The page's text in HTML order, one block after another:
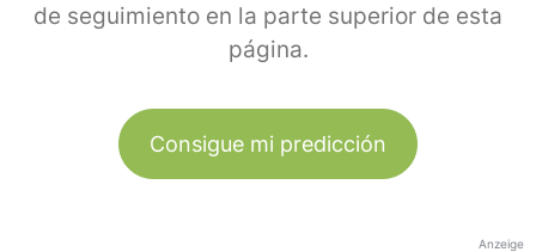
de seguimiento en la parte superior de esta
página.
Consigue mi predicción
Anzeige